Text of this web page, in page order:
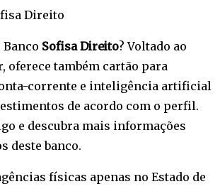
Banco Sofisa Direito? Voltado ao
também cartão para
corrente e inteligência artificial
de acordo com o perfil.
e descubra mais informações
deste banco.
físicas apenas no Estado de